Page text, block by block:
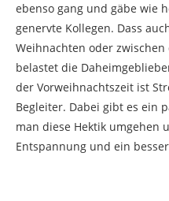
ebenso gang und gäbe wie
genervte Kollegen. Dass
Weihnachten oder
belastet die
der Vorweihnachtszeit ist
Begleiter. Dabei gibt es ein
man diese Hektik umgehen
Entspannung und ein